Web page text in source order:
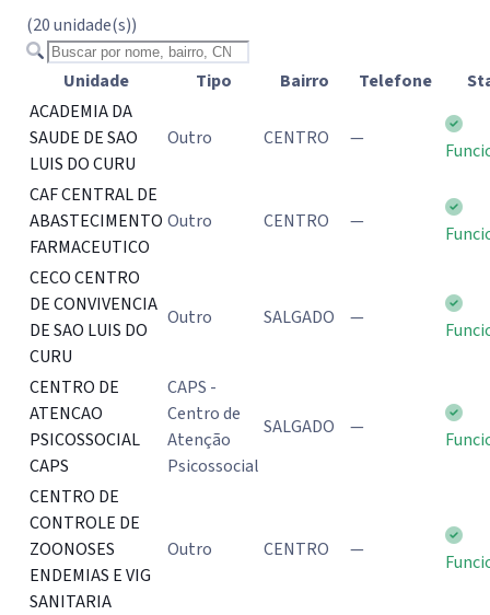
(20 unidade(s))
Buscar unidade
Unidade
Tipo Bairro Telefone
ACADEMIA DA
SAUDE DE SAO
LUIS DO CURU
Outro CENTRO —
CAF CENTRAL DE
ABASTECIMENTO
FARMACEUTICO
Outro CENTRO —
CECO CENTRO
DE CONVIVENCIA
DE SAO LUIS DO
CURU
Outro SALGADO —
CENTRO DE
ATENCAO
PSICOSSOCIAL
CAPS
CAPS -
Centro de
Atenção
Psicossocial
SALGADO —
CENTRO DE
CONTROLE DE
ZOONOSES
ENDEMIAS E VIG
SANITARIA
Outro CENTRO —